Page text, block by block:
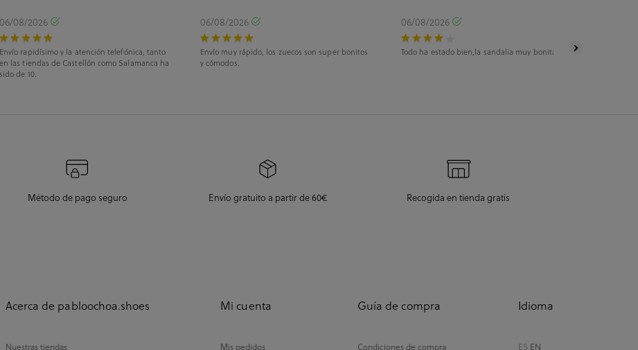
06/08/2026
Envío rapidísimo y la atención telefónica, tanto
en las tiendas de Castellón como Salamanca ha
sido de 10.
06/08/2026
Envío muy rápido, los zuecos son super bonitos
y cómodos.
06/08/2026
Todo ha estado bien,la sandalia muy bonita
Método de pago seguro Envío gratuito a partir de 60€ Recogida en tienda gratis
Acerca de pabloochoa.shoes
Nuestras tiendas
Mi cuenta
Mis pedidos
Guía de compra
Condiciones de compra
Idioma
ES EN